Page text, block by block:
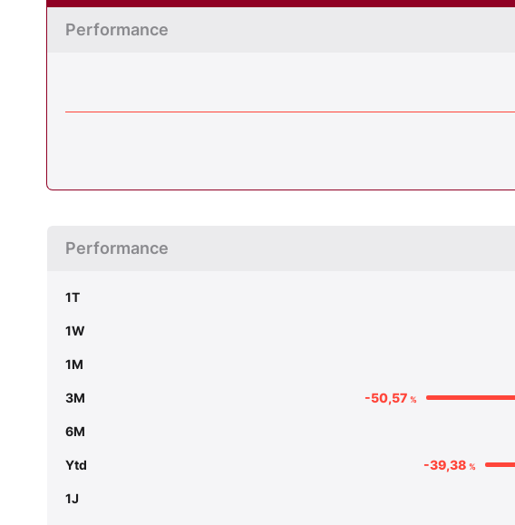
Performance
Performance
1T
1W
1M
3M -50,57%
6M
Ytd -39,38%
1J